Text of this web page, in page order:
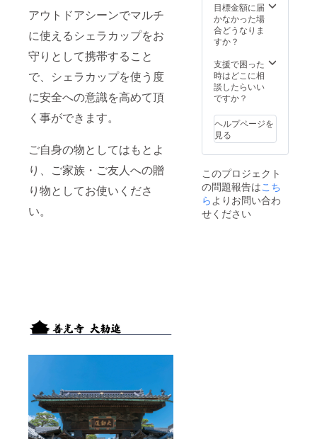
アウトドアシーンでマルチ
に使えるシェラカップをお
守りとして携帯すること
で、シェラカップを使う度
に安全への意識を高めて頂
く事ができます。
ご自身の物としてはもとよ
り、ご家族・ご友人への贈
り物としてお使いくださ
い。
目標金額に届
かなかった場
合どうなりま
すか？
支援で困った
時はどこに相
談したらいい
ですか？
ヘルプページを
見る
このプロジェクト
の問題報告はこち
らよりお問い合わ
せください